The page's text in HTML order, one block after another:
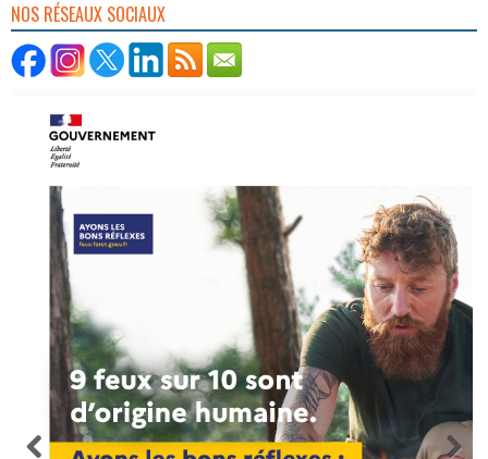
NOS RÉSEAUX SOCIAUX